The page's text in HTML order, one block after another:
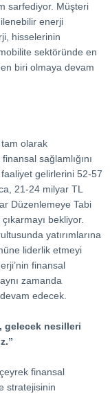
sarfediyor. Müşteri
enerji
hisselerinin
sektöründe en
biri olmaya devam
tam olarak
sağlamlığını
gelirlerini 52-57
21-24 milyar TL
Düzenlemeye Tabi
bekliyor.
yatırımlarına
liderlik etmeyi
finansal
zamanda
edecek.
gelecek nesilleri
finansal
stratejisinin